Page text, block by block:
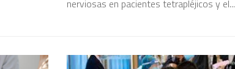
nerviosas en pacientes tetrapléjicos y el...